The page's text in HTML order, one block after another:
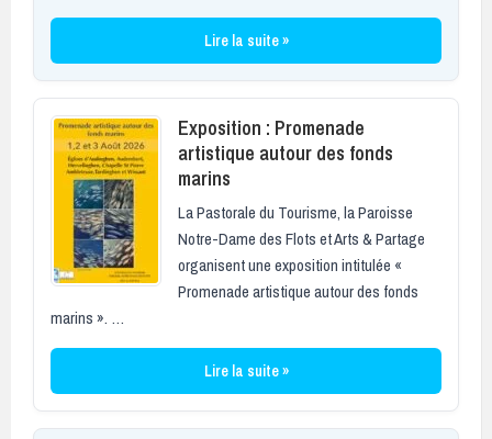
Lire la suite »
Exposition : Promenade
artistique autour des fonds
marins
La Pastorale du Tourisme, la Paroisse
Notre-Dame des Flots et Arts & Partage
organisent une exposition intitulée «
Promenade artistique autour des fonds
marins ». …
Lire la suite »